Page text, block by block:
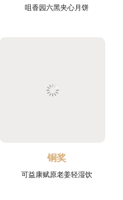
咀香园六黑夹心月饼
铜奖
可益康赋原老姜轻湿饮